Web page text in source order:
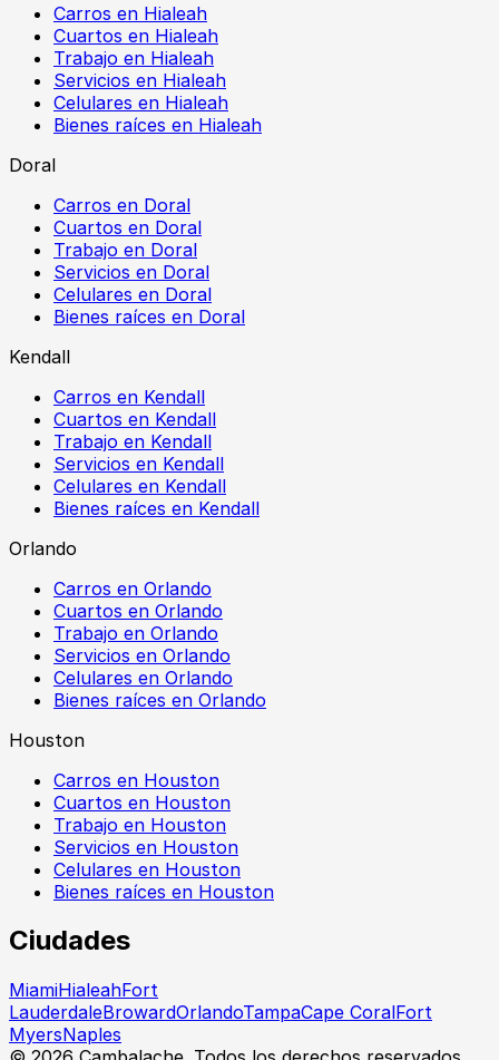
Carros en Hialeah
Cuartos en Hialeah
Trabajo en Hialeah
Servicios en Hialeah
Celulares en Hialeah
Bienes raíces en Hialeah
Doral
Carros en Doral
Cuartos en Doral
Trabajo en Doral
Servicios en Doral
Celulares en Doral
Bienes raíces en Doral
Kendall
Carros en Kendall
Cuartos en Kendall
Trabajo en Kendall
Servicios en Kendall
Celulares en Kendall
Bienes raíces en Kendall
Orlando
Carros en Orlando
Cuartos en Orlando
Trabajo en Orlando
Servicios en Orlando
Celulares en Orlando
Bienes raíces en Orlando
Houston
Carros en Houston
Cuartos en Houston
Trabajo en Houston
Servicios en Houston
Celulares en Houston
Bienes raíces en Houston
Ciudades
MiamiHialeahFort
LauderdaleBrowardOrlandoTampaCape CoralFort
MyersNaples